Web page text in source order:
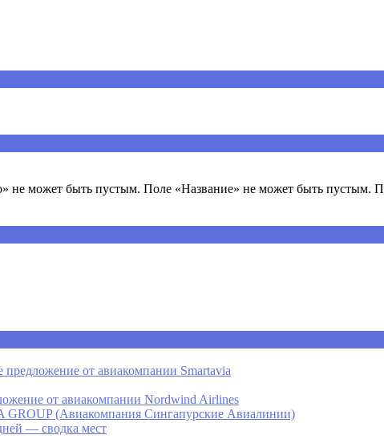
не может быть пустым. Поле «Название» не может быть пустым.
от авиакомпании Smartavia
от авиакомпании Nordwind Airlines
(Авиакомпания Сингапурские Авиалинии)
— сводка мест